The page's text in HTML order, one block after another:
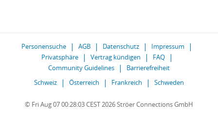
Personensuche AGB Datenschutz
Impressum
Privatsphäre
Vertrag kündigen
FAQ
Community Guidelines
Barrierefreiheit
Schweiz
Österreich Frankreich Schweden
© Fri Aug 07 00:28:03 CEST 2026 Ströer Connections GmbH